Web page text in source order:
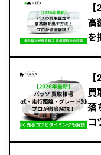
高
を
買
落
コ